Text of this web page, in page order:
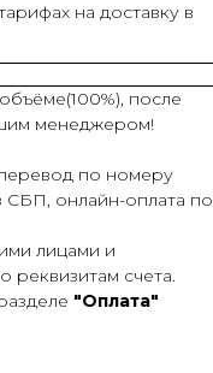
на доставку в
после
менеджером!
по номеру
СБП, онлайн-оплата по
лицами и
реквизитам счета.
"Оплата"